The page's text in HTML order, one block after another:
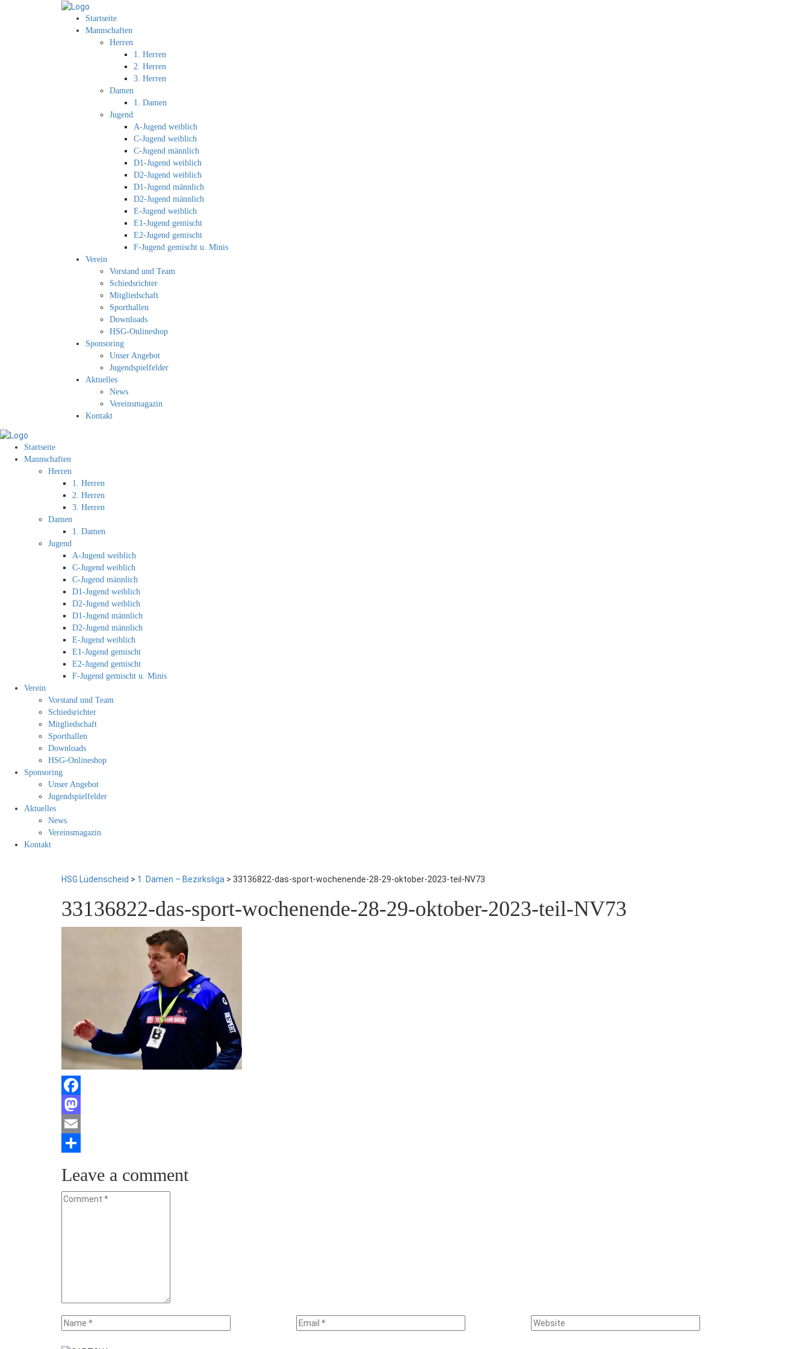
Startseite
Mannschaften
Herren
1. Herren
2. Herren
3. Herren
Damen
1. Damen
Jugend
A-Jugend weiblich
C-Jugend weiblich
C-Jugend männlich
D1-Jugend weiblich
D2-Jugend weiblich
D1-Jugend männlich
D2-Jugend männlich
E-Jugend weiblich
E1-Jugend gemischt
E2-Jugend gemischt
F-Jugend gemischt u. Minis
Verein
Vorstand und Team
Schiedsrichter
Mitgliedschaft
Sporthallen
Downloads
HSG-Onlineshop
Sponsoring
Unser Angebot
Jugendspielfelder
Aktuelles
News
Vereinsmagazin
Kontakt
Startseite
Mannschaften
Herren
1. Herren
2. Herren
3. Herren
Damen
1. Damen
Jugend
A-Jugend weiblich
C-Jugend weiblich
C-Jugend männlich
D1-Jugend weiblich
D2-Jugend weiblich
D1-Jugend männlich
D2-Jugend männlich
E-Jugend weiblich
E1-Jugend gemischt
E2-Jugend gemischt
F-Jugend gemischt u. Minis
Verein
Vorstand und Team
Schiedsrichter
Mitgliedschaft
Sporthallen
Downloads
HSG-Onlineshop
Sponsoring
Unser Angebot
Jugendspielfelder
Aktuelles
News
Vereinsmagazin
Kontakt
HSG Lüdenscheid > 1. Damen – Bezirksliga > 33136822-das-sport-wochenende-28-29-oktober-2023-teil-NV73
33136822-das-sport-wochenende-28-29-oktober-2023-teil-NV73
Facebook
Mastodon
Email
Leave a comment